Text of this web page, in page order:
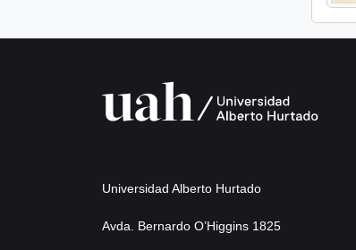
Universidad Alberto Hurtado
Avda. Bernardo O’Higgins 1825